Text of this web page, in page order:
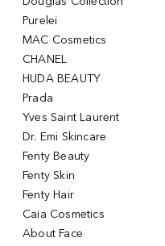
Purelei
MAC Cosmetics
CHANEL
HUDA BEAUTY
Prada
Yves Saint Laurent
Dr. Emi Skincare
Fenty Beauty
Fenty Skin
Fenty Hair
Caia Cosmetics
About Face